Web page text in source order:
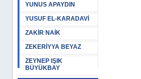
YUNUS APAYDIN
YUSUF EL-KARADAVİ
ZAKİR NAİK
ZEKERİYYA BEYAZ
ZEYNEP IŞIK
BÜYÜKBAY